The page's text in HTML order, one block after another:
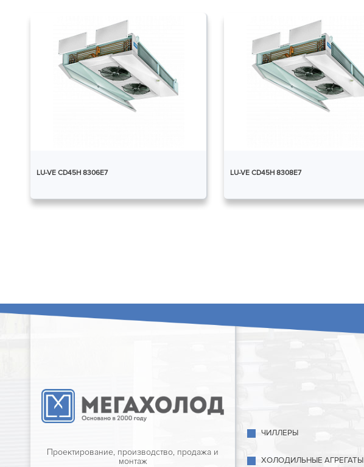
LU-VE CD45H 8306E7 LU-VE CD45H 8308E7
Проектирование, производство, продажа и
монтаж
ЧИЛЛЕРЫ
ХОЛОДИЛЬНЫЕ АГРЕГАТЫ